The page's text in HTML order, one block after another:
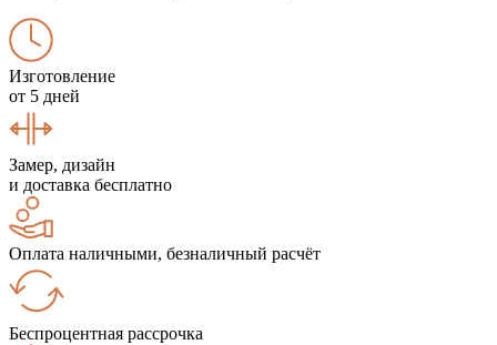
Изготовление
от 5 дней
Замер, дизайн
и доставка бесплатно
Оплата наличными, безналичный расчёт
Беспроцентная рассрочка